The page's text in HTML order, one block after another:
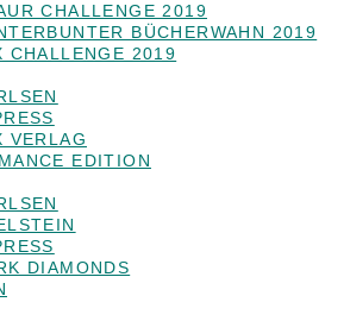
CHALLENGE 2019
BÜCHERWAHN 2019
CHALLENGE 2019
VERLAG
EDITION
DIAMONDS